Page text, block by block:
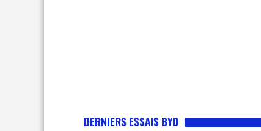
DERNIERS ESSAIS BYD